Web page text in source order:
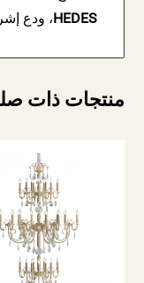
HEDES، ودع
منتجات ذات